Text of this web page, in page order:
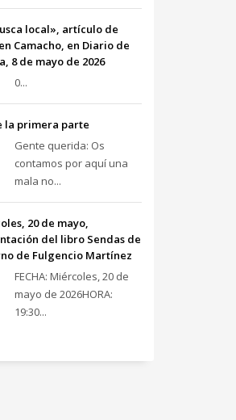
local», artículo de
Camacho, en Diario de
8 de mayo de 2026
0...
la primera parte
Gente querida: Os
contamos por aquí una
mala no...
20 de mayo,
del libro Sendas de
de Fulgencio Martínez
FECHA: Miércoles, 20 de
mayo de 2026HORA:
19:30...